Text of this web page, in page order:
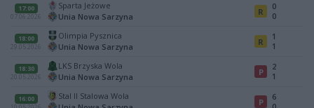
17:00
07.06.2026
Sparta Jeżowe
Unia Nowa Sarzyna
R
0
0
18:00
29.05.2026
Olimpia Pysznica
Unia Nowa Sarzyna
R
1
1
18:30
20.05.2026
LKS Brzyska Wola
Unia Nowa Sarzyna
P
2
1
16:00
Stal II Stalowa Wola
P
6